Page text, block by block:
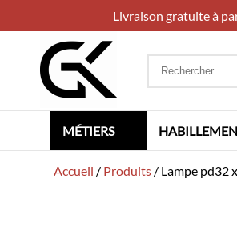
Livraison gratuite à
Rechercher
MÉTIERS
Accueil / Produits / Lampe pd32